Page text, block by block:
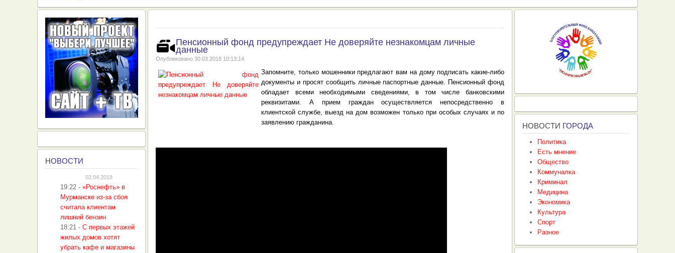
Пенсионный фонд предупреждает Не доверяйте незнакомцам личные
данные
Опубликовано 30.03.2018 10:13:14
Запомните, только мошенники предлагают вам на дому подписать какие-либо
документы и просят сообщить личные паспортные данные. Пенсионный фонд
обладает всеми необходимыми сведениями, в том числе банковскими
реквизитами. А прием граждан осуществляется непосредственно в
клиентской службе, выезд на дом возможен только при особых случаях и по
заявлению гражданина.
НОВОСТИ
02.04.2018
19:22 - «Роснефть» в
Мурманске из-за сбоя
считала клиентам
лишний бензин
18:21 - С первых этажей
жилых домов хотят
убрать кафе и магазины
НОВОСТИ ГОРОДА
Политика
Есть мнение
Общество
Коммуналка
Криминал
Медицина
Экономика
Культура
Спорт
Разное